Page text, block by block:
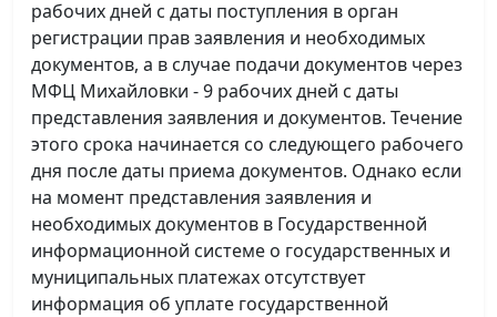
рабочих дней с даты поступления в орган
регистрации прав заявления и необходимых
документов, а в случае подачи документов через
МФЦ Михайловки - 9 рабочих дней с даты
представления заявления и документов. Течение
этого срока начинается со следующего рабочего
дня после даты приема документов. Однако если
на момент представления заявления и
необходимых документов в Государственной
информационной системе о государственных и
муниципальных платежах отсутствует
информация об уплате государственной